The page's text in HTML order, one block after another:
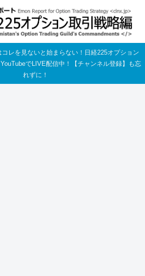
レを見ないと始まらない！日経225オプション
でLIVE配信中！【チャンネル登録】も忘
れずに！